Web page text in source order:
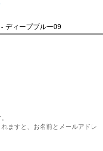
ディープブルー09
ますと、お名前とメールアドレ